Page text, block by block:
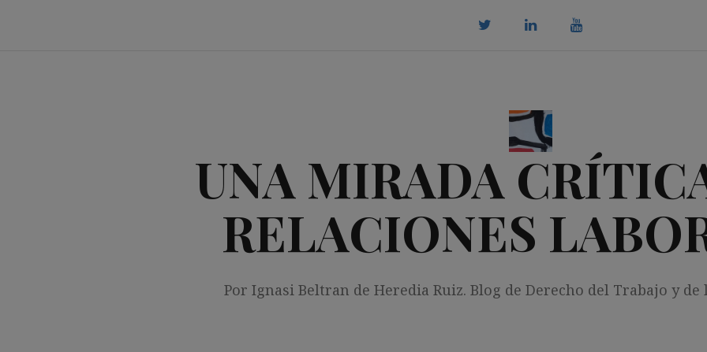
UNA MIRADA
RELACIONES
Por Ignasi Beltran de Heredia Ruiz. Blog de Derecho del Trabajo y de